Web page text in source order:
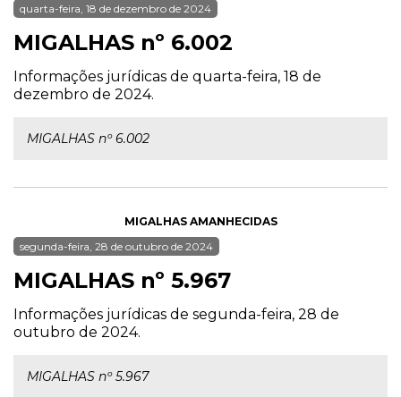
quarta-feira, 18 de dezembro de 2024
MIGALHAS nº 6.002
Informações jurídicas de quarta-feira, 18 de
dezembro de 2024.
MIGALHAS nº 6.002
MIGALHAS AMANHECIDAS
segunda-feira, 28 de outubro de 2024
MIGALHAS nº 5.967
Informações jurídicas de segunda-feira, 28 de
outubro de 2024.
MIGALHAS nº 5.967